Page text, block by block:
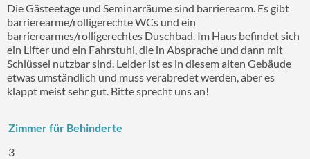
Die Gästeetage und Seminarräume sind barrierearm. Es gibt
barrierearme/rolligerechte WCs und ein
barrierearmes/rolligerechtes Duschbad. Im Haus befindet sich
ein Lifter und ein Fahrstuhl, die in Absprache und dann mit
Schlüssel nutzbar sind. Leider ist es in diesem alten Gebäude
etwas umständlich und muss verabredet werden, aber es
klappt meist sehr gut. Bitte sprecht uns an!
Zimmer für Behinderte
3